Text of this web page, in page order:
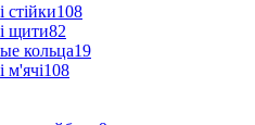
стійки108
щити82
кольца19
м'ячі108